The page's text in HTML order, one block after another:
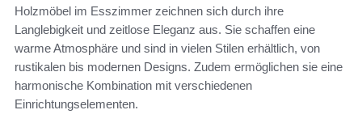
Holzmöbel im Esszimmer zeichnen sich durch ihre
Langlebigkeit und zeitlose Eleganz aus. Sie schaffen eine
warme Atmosphäre und sind in vielen Stilen erhältlich, von
rustikalen bis modernen Designs. Zudem ermöglichen sie eine
harmonische Kombination mit verschiedenen
Einrichtungselementen.